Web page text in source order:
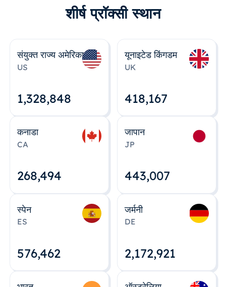
शीर्ष प्रॉक्सी स्थान
संयुक्त राज्य अमेरिका
US
1,328,848
यूनाइटेड किंगडम
UK
418,167
कनाडा
CA
268,495
जापान
JP
443,008
स्पेन
ES
576,463
जर्मनी
DE
2,172,922